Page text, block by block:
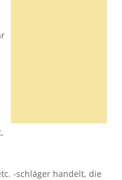
-schläger handelt, die